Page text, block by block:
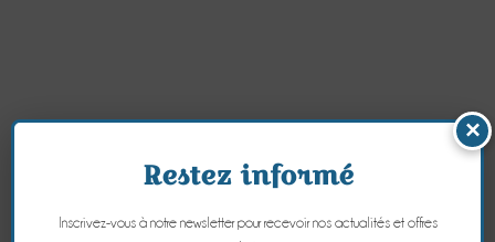
×
Restez informé
Inscrivez-vous à notre newsletter pour recevoir nos actualités et offres